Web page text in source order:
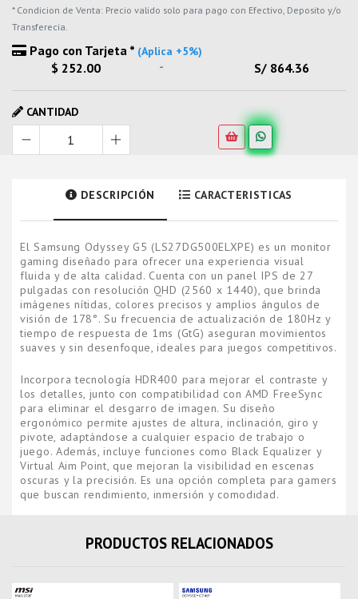
* Condicion de Venta: Precio valido solo para pago con Efectivo, Deposito y/o
Transferecia.
Pago con Tarjeta * (Aplica +5%)
$ 252.00 - S/ 864.36
CANTIDAD
DESCRIPCIÓN CARACTERISTICAS
El Samsung Odyssey G5 (LS27DG500ELXPE) es un monitor
gaming diseñado para ofrecer una experiencia visual
fluida y de alta calidad. Cuenta con un panel IPS de 27
pulgadas con resolución QHD (2560 x 1440), que brinda
imágenes nítidas, colores precisos y amplios ángulos de
visión de 178°. Su frecuencia de actualización de 180Hz y
tiempo de respuesta de 1ms (GtG) aseguran movimientos
suaves y sin desenfoque, ideales para juegos competitivos.
Incorpora tecnología HDR400 para mejorar el contraste y
los detalles, junto con compatibilidad con AMD FreeSync
para eliminar el desgarro de imagen. Su diseño
ergonómico permite ajustes de altura, inclinación, giro y
pivote, adaptándose a cualquier espacio de trabajo o
juego. Además, incluye funciones como Black Equalizer y
Virtual Aim Point, que mejoran la visibilidad en escenas
oscuras y la precisión. Es una opción completa para gamers
que buscan rendimiento, inmersión y comodidad.
PRODUCTOS RELACIONADOS